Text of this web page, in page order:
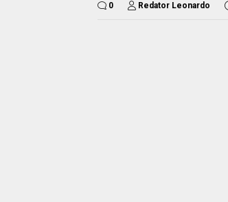
0 Redator Leonardo